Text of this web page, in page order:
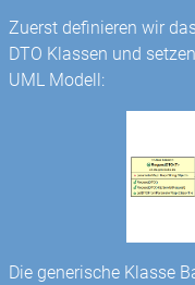
Zuerst definieren wir
DTO Klassen und
UML Modell:
Die generische Klasse